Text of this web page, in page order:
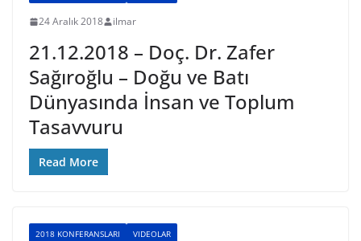
24 Aralık 2018 ilmar
21.12.2018 – Doç. Dr. Zafer
Sağıroğlu – Doğu ve Batı
Dünyasında İnsan ve Toplum
Tasavvuru
Read More
2018 KONFERANSLARI VIDEOLAR